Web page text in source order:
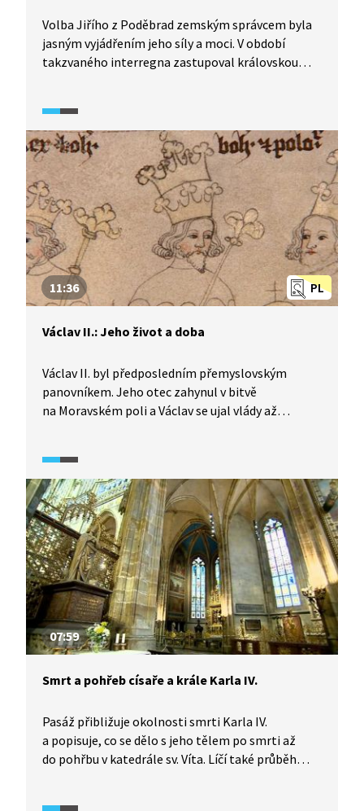
Volba Jiřího z Poděbrad zemským správcem byla
jasným vyjádřením jeho síly a moci. V období
takzvaného interregna zastupoval královskou
sám ujal vlády. Brzká Ladislavova smrt nakonec
vynesla na vrchol moci i Jiřího z Poděbrad, stává
se českým králem.
PL
11:36
Václav II.: Jeho život a doba
Václav II. byl předposledním přemyslovským
panovníkem. Jeho otec zahynul v bitvě
na Moravském poli a Václav se ujal vlády až
spíše diplomatem. Využíval ohromného bohatství
českého království (těžba stříbra) k posílení
pozice panovníka, rozvoji království i postavení
státu za jeho hranicemi.
07:59
Smrt a pohřeb císaře a krále Karla IV.
Pasáž přibližuje okolnosti smrti Karla IV.
a popisuje, co se dělo s jeho tělem po smrti až
do pohřbu v katedrále sv. Víta. Líčí také průběh